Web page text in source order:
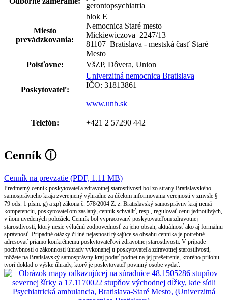
gerontopsychiatria
Miesto
prevádzkovania:
blok E
Nemocnica Staré mesto
Mickiewiczova 2247/13
81107 Bratislava - mestská časť Staré
Mesto
Poisťovne:
VšZP, Dôvera, Union
Poskytovateľ:
Univerzitná nemocnica Bratislava
IČO: 31813861
www.unb.sk
Telefón: +421 2 57290 442
Cenník ⓘ
Cenník na prevzatie (PDF, 1.11 MB)
Predmetný cenník poskytovateľa zdravotnej starostlivosti bol zo strany Bratislavského
samosprávneho kraja zverejnený výhradne za účelom informovania verejnosti v zmysle §
79 ods. 1 písm. g) a zp) zákona č. 578/2004 Z. z. Bratislavský samosprávny kraj nemá
kompetenciu, poskytovateľom zaslaný, cenník schváliť, resp., regulovať cenu jednotlivých,
v ňom uvedených položiek. Cenník bol vypracovaný poskytovateľom zdravotnej
starostlivosti, ktorý nesie výlučnú zodpovednosť za jeho obsah, aktuálnosť ako aj formálnu
správnosť. Prípadné otázky či iné nejasnosti týkajúce sa obsahu cenníka je potrebné
adresovať priamo konkrétnemu poskytovateľovi zdravotnej starostlivosti. V prípade
pochybnosti o zákonnosti úhrady vykonanej u poskytovateľa zdravotnej starostlivosti,
môžete na Bratislavský samosprávny kraj podať podnet na jej prešetrenie, ktorého prílohu
tvorí doklad o výške úhrady, ktorý je poskytovateľ povinný osobe vydať.